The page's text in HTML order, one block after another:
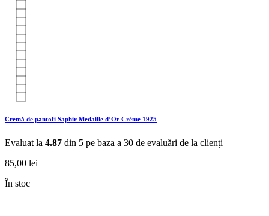
Cremă de pantofi Saphir Medaille d’Or Crème 1925
Evaluat la 4.87 din 5 pe baza a 30 de evaluări de la clienți
85,00 lei
În stoc